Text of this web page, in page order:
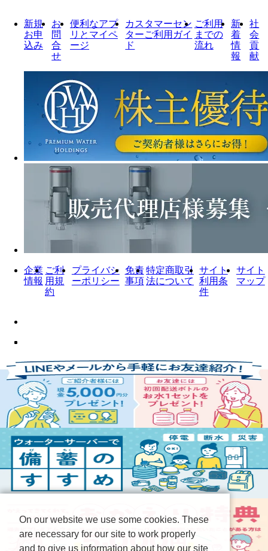
新規
お申
込み
お
問
合
せ
便利なアプ
リとマイペ
ージ
カスタマーセン
ターご利用ガイ
ド
ご利用
までの
流れ
新
着
情
報
社
会
貢
献
企業
情報
ご利
用規
約
プライバシ
ーポリシー
免責
事項
特定商取引
法について
サイト
利用条
件
サイト
マップ
On our website we use some cookies. These
are necessary for our site to work properly
and to give us information about how our site